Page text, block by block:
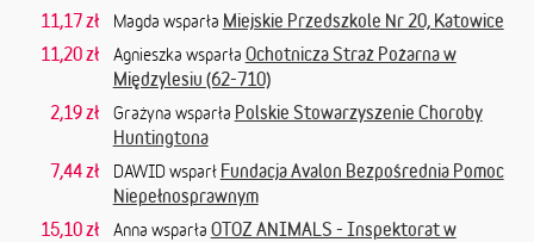
11,17 zł
Magda wsparła Miejskie Przedszkole Nr 20, Katowice
11,20 zł
Agnieszka wsparła Ochotnicza Straż Pożarna w
Międzylesiu (62-710)
2,19 zł
Grażyna wsparła Polskie Stowarzyszenie Choroby
Huntingtona
7,44 zł
DAWID wsparł Fundacja Avalon Bezpośrednia Pomoc
Niepełnosprawnym
15,10 zł
Anna wsparła OTOZ ANIMALS - Inspektorat w